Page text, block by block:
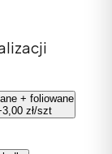
+ foliowane
zł/szt